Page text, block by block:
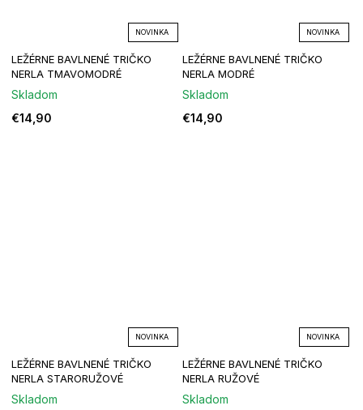
NOVINKA
LEŽÉRNE BAVLNENÉ TRIČKO
NERLA TMAVOMODRÉ
Skladom
€14,90
NOVINKA
LEŽÉRNE BAVLNENÉ TRIČKO
NERLA MODRÉ
Skladom
€14,90
NOVINKA
LEŽÉRNE BAVLNENÉ TRIČKO
NERLA STARORUŽOVÉ
Skladom
NOVINKA
LEŽÉRNE BAVLNENÉ TRIČKO
NERLA RUŽOVÉ
Skladom